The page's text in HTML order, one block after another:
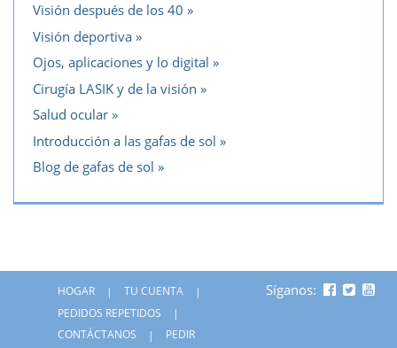
Visión después de los 40
Visión deportiva
Ojos, aplicaciones y lo digital
Cirugía LASIK y de la visión
Salud ocular
Introducción a las gafas de sol
Blog de gafas de sol
HOGAR
TU CUENTA
PEDIDOS REPETIDOS
CONTÁCTANOS
PEDIR
Síganos: